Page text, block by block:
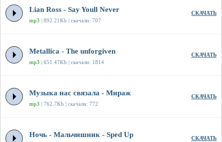
Lian Ross - Say Youll Never
mp3 | 892.21Kb | скачали: 707
СКАЧАТЬ
Metallica - The unforgiven
mp3 | 651.47Kb | скачали: 1814
СКАЧАТЬ
Музыка нас связала - Мираж
mp3 | 762.7Kb | скачали: 772
СКАЧАТЬ
Ночь - Мальчишник - Sped Up СКАЧАТЬ